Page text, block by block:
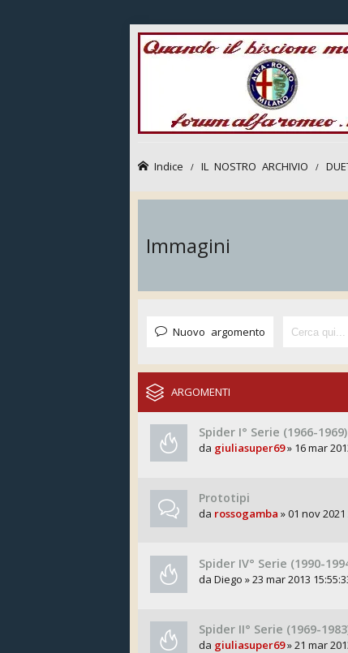
Indice IL NOSTRO ARCHIVIO
Immagini
Nuovo argomento
ARGOMENTI
Spider I° Serie (1966-1969)
da giuliasuper69» 16 mar
Prototipi
da rossogamba » 01 nov 2021
Spider IV° Serie (1990-
da Diego » 23 mar 2013
Spider II° Serie (1969-
da giuliasuper69» 21 mar